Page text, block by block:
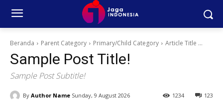
Beranda Parent Category Primary/Child Category Article Title ...
Sample Post Title!
Sample Post Subtitle!
By Author Name Sunday, 9 August 2026 123
1234